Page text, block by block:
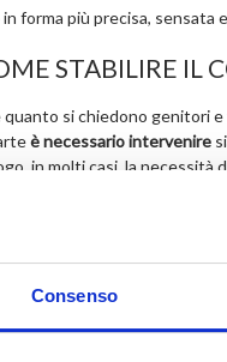
Consenso
forma più precisa, sensata
STABILIRE IL
si chiedono genitori
è necessario intervenire
in molti casi, la necessità
i casi, la necessità di
del dentista
preventivo e poi, in caso
per
Durante la visita